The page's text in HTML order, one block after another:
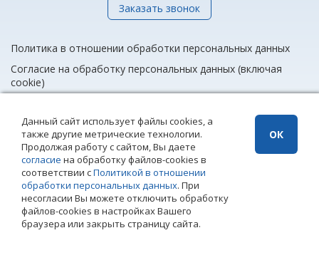
Заказать звонок
Политика в отношении обработки персональных данных
Согласие на обработку персональных данных (включая
cookie)
info@rieltnet.ru
© 2005 - 2026 ООО Агентство недвижимости «Риэлт» Мурманск, ул.
Полярные Зори, 20, офис 1, телефон единой линии недвижимости
(8152) 24 44 42,
Использование материалов возможно только при установке прямой
ссылки на страницу-источник. Использование сайта означает
согласие сПолитикой конфиденциальности
недвижимости «Риэлт»
Данный сайт использует файлы cookies, а
также другие метрические технологии.
Продолжая работу с сайтом, Вы даете
согласие на обработку файлов-cookies в
соответствии сПолитикой в отношении
обработки персональных данных. При
несогласии Вы можете отключить обработку
файлов-cookies в настройках Вашего
браузера или закрыть страницу сайта.
ОК